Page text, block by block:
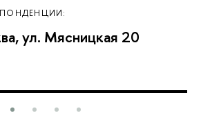
ул. Мясницкая 20